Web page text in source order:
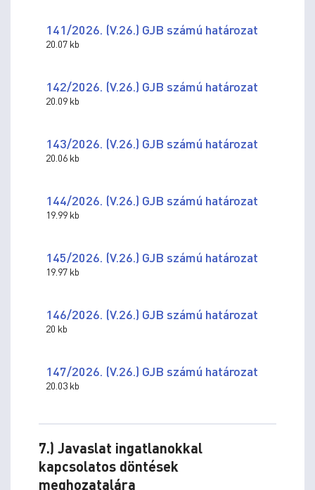
141/2026. (V.26.) GJB számú határozat
20.07 kb
142/2026. (V.26.) GJB számú határozat
20.09 kb
143/2026. (V.26.) GJB számú határozat
20.06 kb
144/2026. (V.26.) GJB számú határozat
19.99 kb
145/2026. (V.26.) GJB számú határozat
19.97 kb
146/2026. (V.26.) GJB számú határozat
20 kb
147/2026. (V.26.) GJB számú határozat
20.03 kb
7.) Javaslat ingatlanokkal
kapcsolatos döntések
meghozatalára